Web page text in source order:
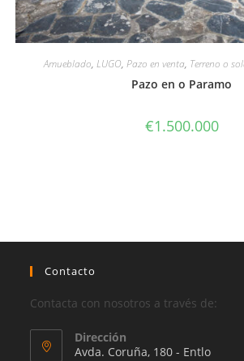
Amueblado, LUGO, Pazo en venta, Terreno o
Pazo en o Paramo
€1.500.000
Contacto
Contacta con nosotros a través de:
Dirección
Avda. Coruña, 180 - Entlo